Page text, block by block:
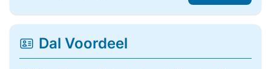
Dal Voordeel